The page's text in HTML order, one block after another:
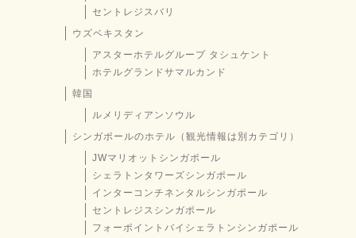
セントレジスバリ
ウズベキスタン
アスターホテルグループ タシュケント
ホテルグランドサマルカンド
韓国
ルメリディアンソウル
シンガポールのホテル（観光情報は別カテゴリ）
JWマリオットシンガポール
シェラトンタワーズシンガポール
インターコンチネンタルシンガポール
セントレジスシンガポール
フォーポイントバイシェラトンシンガポール